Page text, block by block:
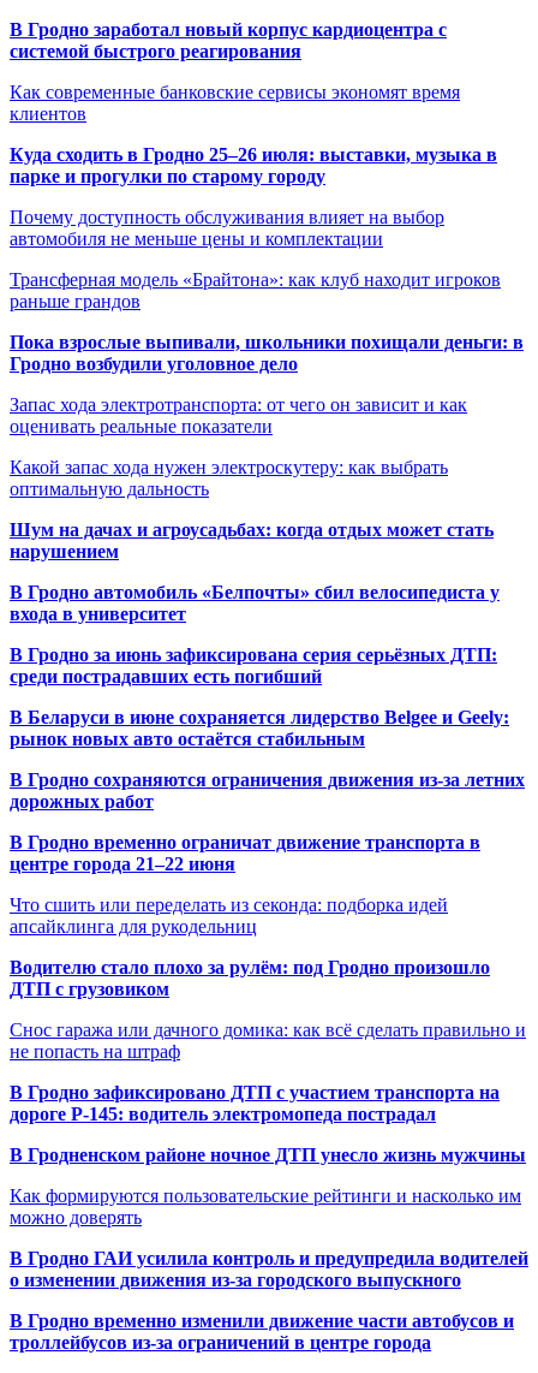
В Гродно заработал новый корпус кардиоцентра с
системой быстрого реагирования
Как современные банковские сервисы экономят время
клиентов
Куда сходить в Гродно 25–26 июля: выставки, музыка в
парке и прогулки по старому городу
Почему доступность обслуживания влияет на выбор
автомобиля не меньше цены и комплектации
Трансферная модель «Брайтона»: как клуб находит игроков
раньше грандов
Пока взрослые выпивали, школьники похищали деньги: в
Гродно возбудили уголовное дело
Запас хода электротранспорта: от чего он зависит и как
оценивать реальные показатели
Какой запас хода нужен электроскутеру: как выбрать
оптимальную дальность
Шум на дачах и агроусадьбах: когда отдых может стать
нарушением
В Гродно автомобиль «Белпочты» сбил велосипедиста у
входа в университет
В Гродно за июнь зафиксирована серия серьёзных ДТП:
среди пострадавших есть погибший
В Беларуси в июне сохраняется лидерство Belgee и Geely:
рынок новых авто остаётся стабильным
В Гродно сохраняются ограничения движения из-за летних
дорожных работ
В Гродно временно ограничат движение транспорта в
центре города 21–22 июня
Что сшить или переделать из секонда: подборка идей
апсайклинга для рукодельниц
Водителю стало плохо за рулём: под Гродно произошло
ДТП с грузовиком
Снос гаража или дачного домика: как всё сделать правильно и
не попасть на штраф
В Гродно зафиксировано ДТП с участием транспорта на
дороге Р-145: водитель электромопеда пострадал
В Гродненском районе ночное ДТП унесло жизнь мужчины
Как формируются пользовательские рейтинги и насколько им
можно доверять
В Гродно ГАИ усилила контроль и предупредила водителей
о изменении движения из-за городского выпускного
В Гродно временно изменили движение части автобусов и
троллейбусов из-за ограничений в центре города